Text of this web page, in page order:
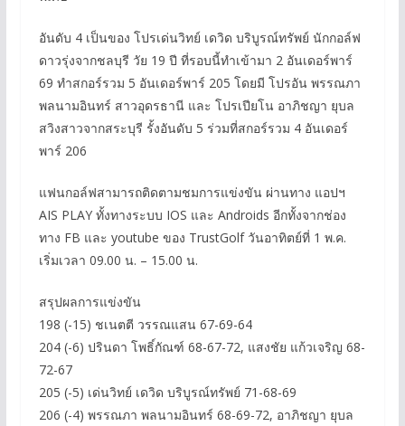
อันดับ 4 เป็นของ โปรเด่นวิทย์ เดวิด บริบูรณ์ทรัพย์ นักกอล์ฟ
ดาวรุ่งจากชลบุรี วัย 19 ปี ที่รอบนี้ทำเข้ามา 2 อันเดอร์พาร์
69 ทำสกอร์รวม 5 อันเดอร์พาร์ 205 โดยมี โปรอัน พรรณภา
พลนามอินทร์ สาวอุดรธานี และ โปรเปียโน อาภิชญา ยุบล
สวิงสาวจากสระบุรี รั้งอันดับ 5 ร่วมที่สกอร์รวม 4 อันเดอร์
พาร์ 206
แฟนกอล์ฟสามารถติดตามชมการแข่งขัน ผ่านทาง แอปฯ
AIS PLAY ทั้งทางระบบ IOS และ Androids อีกทั้งจากช่อง
ทาง FB และ youtube ของ TrustGolf วันอาทิตย์ที่ 1 พ.ค.
เริ่มเวลา 09.00 น. – 15.00 น.
สรุปผลการแข่งขัน
198 (-15) ชเนตตี วรรณแสน 67-69-64
204 (-6) ปรินดา โพธิ์กัณฑ์ 68-67-72, แสงชัย แก้วเจริญ 68-
72-67
205 (-5) เด่นวิทย์ เดวิด บริบูรณ์ทรัพย์ 71-68-69
206 (-4) พรรณภา พลนามอินทร์ 68-69-72, อาภิชญา ยุบล